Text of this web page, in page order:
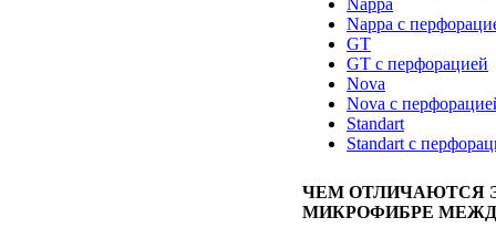
Nappa с
GT
GT с перфорацией
Nova
Nova с
Standart
Standart с
ЧЕМ ОТЛИЧАЮТСЯ
МИКРОФИБРЕ